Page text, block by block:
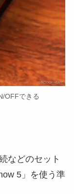
OFFできる
などのセット
5」を使う準